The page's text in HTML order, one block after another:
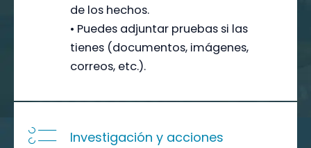
de los hechos.
• Puedes adjuntar pruebas si las
tienes (documentos, imágenes,
correos, etc.).
Investigación y acciones